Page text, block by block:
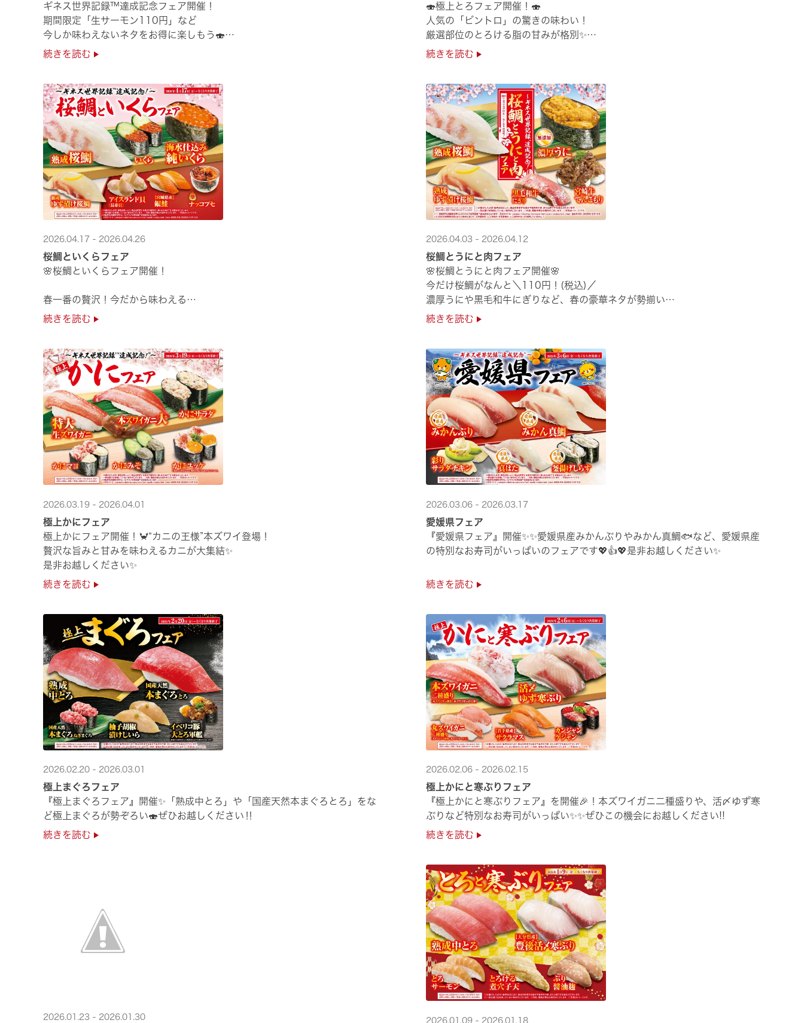
ギネス世界記録™達成記念フェア開催！
期間限定「生サーモン110円」など
今しか味わえないネタをお得に楽しもう🍣
是非お越しください✨
続きを読む
🍣極上とろフェア開催！🍣
人気の「ビントロ」の驚きの味わい！
厳選部位のとろける脂の甘みが格別✨
極上の味覚を是非くら寿司でご堪能ください♪
続きを読む
2026.04.17 - 2026.04.26
桜鯛といくらフェア
🌸桜鯛といくらフェア開催！
春一番の贅沢！今だから味わえる
旬の旨さの熟成🌸桜鯛と
是非お越しください✨
続きを読む
2026.04.03 - 2026.04.12
桜鯛とうにと肉フェア
🌸桜鯛とうにと肉フェア開催🌸
今だけ桜鯛がなんと＼110円！(税込)／
濃厚うにや黒毛和牛にぎりなど、春の豪華ネタが勢揃い
是非お越しください✨
続きを読む
2026.03.19 - 2026.04.01
極上かにフェア
極上かにフェア開催！🦀“カニの王様”本ズワイ登場！
贅沢な旨みと甘みを味わえるカニが大集結✨
是非お越しください✨
続きを読む
2026.03.06 - 2026.03.17
愛媛県フェア
『愛媛県フェア』開催✨✨愛媛県産みかんぶりやみかん真鯛🐟など、愛媛県産
の特別なお寿司がいっぱいのフェアです💖👍💖是非お越しください✨
続きを読む
2026.02.20 - 2026.03.01
極上まぐろフェア
『極上まぐろフェア』開催✨「熟成中とろ」や「国産天然本まぐろとろ」をな
ど極上まぐろが勢ぞろい🍣ぜひお越しください‼
続きを読む
2026.02.06 - 2026.02.15
極上かにと寒ぶりフェア
『極上かにと寒ぶりフェア』を開催🎉！本ズワイガニ二種盛りや、活〆ゆず寒
ぶりなど特別なお寿司がいっぱい✨✨ぜひこの機会にお越しください!!
続きを読む
2026.01.23 - 2026.01.30 2026.01.09 - 2026.01.18